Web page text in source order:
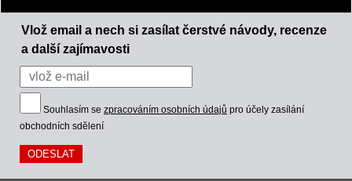
Vlož email a nech si zasílat čerstvé návody, recenze
a další zajímavosti
Souhlasím se zpracováním osobních údajů pro účely zasílání
obchodních sdělení